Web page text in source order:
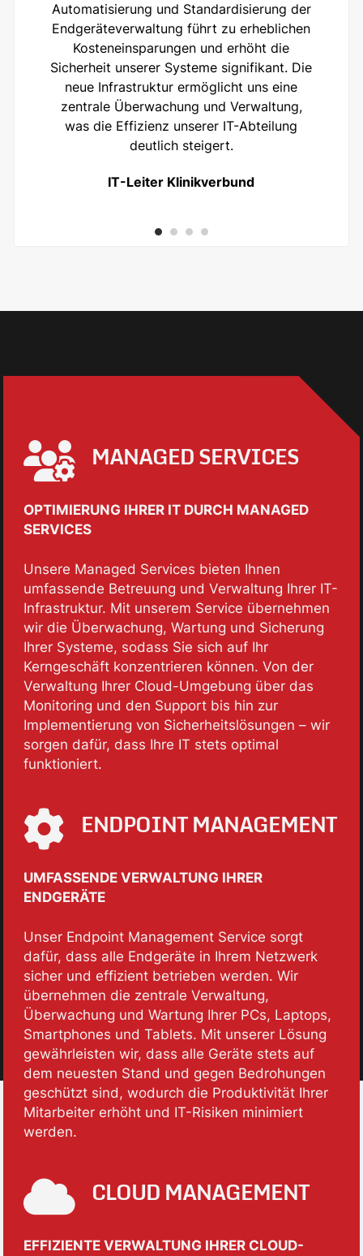
Automatisierung und Standardisierung der
Endgeräteverwaltung führt zu erheblichen
Kosteneinsparungen und erhöht die
Sicherheit unserer Systeme signifikant. Die
neue Infrastruktur ermöglicht uns eine
zentrale Überwachung und Verwaltung,
was die Effizienz unserer IT-Abteilung
deutlich steigert.
IT-Leiter Klinikverbund
MANAGED SERVICES
OPTIMIERUNG IHRER IT DURCH MANAGED
SERVICES
Unsere Managed Services bieten Ihnen
umfassende Betreuung und Verwaltung Ihrer IT-
Infrastruktur. Mit unserem Service übernehmen
wir die Überwachung, Wartung und Sicherung
Ihrer Systeme, sodass Sie sich auf Ihr
Kerngeschäft konzentrieren können. Von der
Verwaltung Ihrer Cloud-Umgebung über das
Monitoring und den Support bis hin zur
Implementierung von Sicherheitslösungen – wir
sorgen dafür, dass Ihre IT stets optimal
funktioniert.
ENDPOINT MANAGEMENT
UMFASSENDE VERWALTUNG IHRER
ENDGERÄTE
Unser Endpoint Management Service sorgt
dafür, dass alle Endgeräte in Ihrem Netzwerk
sicher und effizient betrieben werden. Wir
übernehmen die zentrale Verwaltung,
Überwachung und Wartung Ihrer PCs, Laptops,
Smartphones und Tablets. Mit unserer Lösung
gewährleisten wir, dass alle Geräte stets auf
dem neuesten Stand und gegen Bedrohungen
geschützt sind, wodurch die Produktivität Ihrer
Mitarbeiter erhöht und IT-Risiken minimiert
werden.
CLOUD MANAGEMENT
EFFIZIENTE VERWALTUNG IHRER CLOUD-